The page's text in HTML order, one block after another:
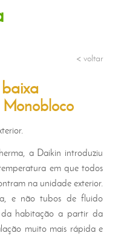
< voltar
Monobloco
a Daikin introduziu
em que todos
na unidade exterior.
e não tubos de fluido
habitação a partir da
muito mais rápida e